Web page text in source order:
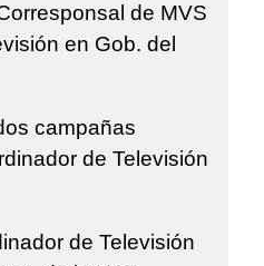
de MVS
en Gob. del
campañas
de Televisión
de Televisión